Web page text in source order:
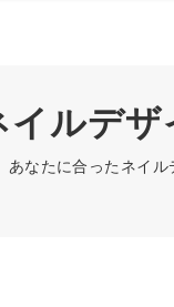
ルデザ
なたに合ったネイ